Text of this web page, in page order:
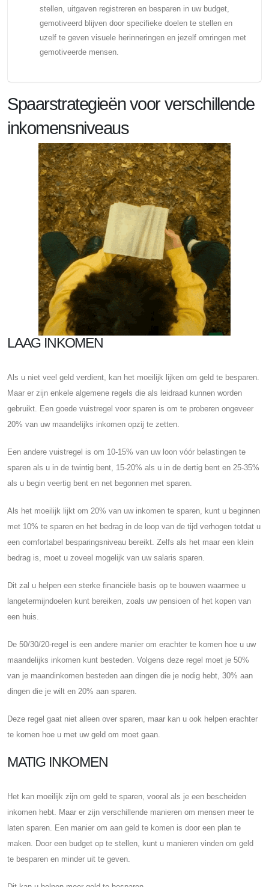
stellen, uitgaven registreren en besparen in uw budget,
gemotiveerd blijven door specifieke doelen te stellen en
uzelf te geven visuele herinneringen en jezelf omringen met
gemotiveerde mensen.
Spaarstrategieën voor verschillende
inkomensniveaus
LAAG INKOMEN
Als u niet veel geld verdient, kan het moeilijk lijken om geld te besparen.
Maar er zijn enkele algemene regels die als leidraad kunnen worden
gebruikt. Een goede vuistregel voor sparen is om te proberen ongeveer
20% van uw maandelijks inkomen opzij te zetten.
Een andere vuistregel is om 10-15% van uw loon vóór belastingen te
sparen als u in de twintig bent, 15-20% als u in de dertig bent en 25-35%
als u begin veertig bent en net begonnen met sparen.
Als het moeilijk lijkt om 20% van uw inkomen te sparen, kunt u beginnen
met 10% te sparen en het bedrag in de loop van de tijd verhogen totdat u
een comfortabel besparingsniveau bereikt. Zelfs als het maar een klein
bedrag is, moet u zoveel mogelijk van uw salaris sparen.
Dit zal u helpen een sterke financiële basis op te bouwen waarmee u
langetermijndoelen kunt bereiken, zoals uw pensioen of het kopen van
een huis.
De 50/30/20-regel is een andere manier om erachter te komen hoe u uw
maandelijks inkomen kunt besteden. Volgens deze regel moet je 50%
van je maandinkomen besteden aan dingen die je nodig hebt, 30% aan
dingen die je wilt en 20% aan sparen.
Deze regel gaat niet alleen over sparen, maar kan u ook helpen erachter
te komen hoe u met uw geld om moet gaan.
MATIG INKOMEN
Het kan moeilijk zijn om geld te sparen, vooral als je een bescheiden
inkomen hebt. Maar er zijn verschillende manieren om mensen meer te
laten sparen. Een manier om aan geld te komen is door een plan te
maken. Door een budget op te stellen, kunt u manieren vinden om geld
te besparen en minder uit te geven.